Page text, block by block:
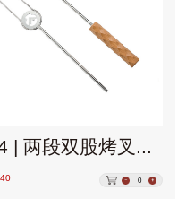
MK-4 | 两段双股烤叉四件套
40 0